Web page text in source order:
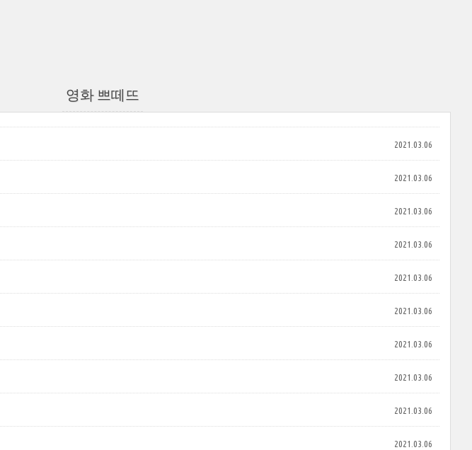
영화 쁘떼뜨
2021.03.06
2021.03.06
2021.03.06
2021.03.06
2021.03.06
2021.03.06
2021.03.06
2021.03.06
2021.03.06
2021.03.06